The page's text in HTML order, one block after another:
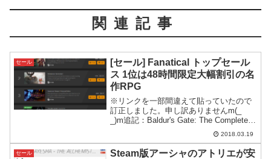
関連記事
セール
[セール] Fanatical トップセール
ス 1位は48時間限定大幅割引の名
作RPG
※リンクを一部間違えて貼っていたので
訂正しました。申し訳ありませんm(_
_)m追記：Baldur's Gate: The Complete
Sagaは販売予定本数に達したので、終了
時間前にセール終了となったようです。
スプリングセールが好評...
2018.03.19
セール
Steam版アーシャのアトリエが安